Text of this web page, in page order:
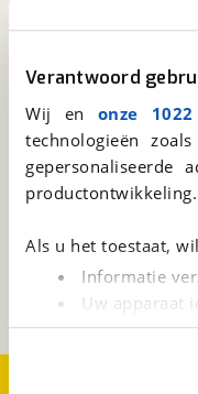
Verantwoord
Wij en onze
technologieën
Als u het toestaat,
Informatie
Uw
Lees meer over hoe
Kosterijland 15
Een initiatief van
BOVAG
viaBOVAG.nl app
Altijd het meest
Download 'm nu.